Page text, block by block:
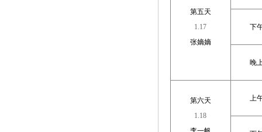
第五天
1.17
张嫡嫡
下
晚
第六天
1.18
上